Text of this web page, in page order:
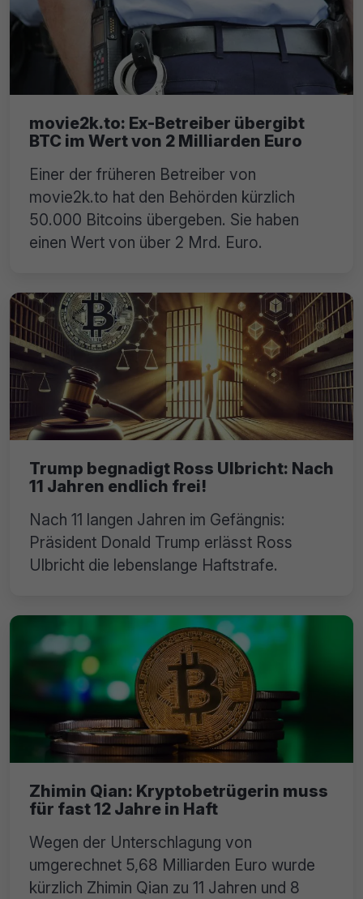
movie2k.to: Ex-Betreiber übergibt
BTC im Wert von 2 Milliarden Euro
Einer der früheren Betreiber von
movie2k.to hat den Behörden kürzlich
50.000 Bitcoins übergeben. Sie haben
einen Wert von über 2 Mrd. Euro.
Trump begnadigt Ross Ulbricht: Nach
11 Jahren endlich frei!
Nach 11 langen Jahren im Gefängnis:
Präsident Donald Trump erlässt Ross
Ulbricht die lebenslange Haftstrafe.
Zhimin Qian: Kryptobetrügerin muss
für fast 12 Jahre in Haft
Wegen der Unterschlagung von
umgerechnet 5,68 Milliarden Euro wurde
kürzlich Zhimin Qian zu 11 Jahren und 8